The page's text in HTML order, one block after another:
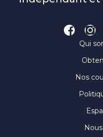
Qui
Nos